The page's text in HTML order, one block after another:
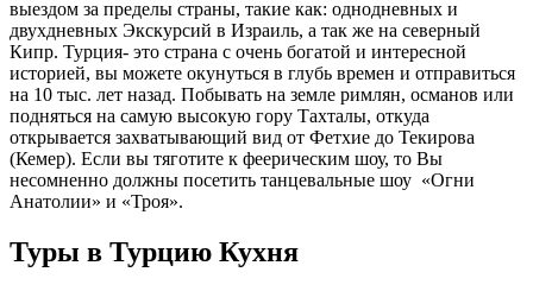
выездом за пределы страны, такие как: однодневных и
двухдневных Экскурсий в Израиль, а так же на северный
Кипр. Турция- это страна с очень богатой и интересной
историей, вы можете окунуться в глубь времен и отправиться
на 10 тыс. лет назад. Побывать на земле римлян, османов или
подняться на самую высокую гору Тахталы, откуда
открывается захватывающий вид от Фетхие до Текирова
(Кемер). Если вы тяготите к феерическим шоу, то Вы
несомненно должны посетить танцевальные шоу «Огни
Анатолии» и «Троя».
Туры в Турцию Кухня